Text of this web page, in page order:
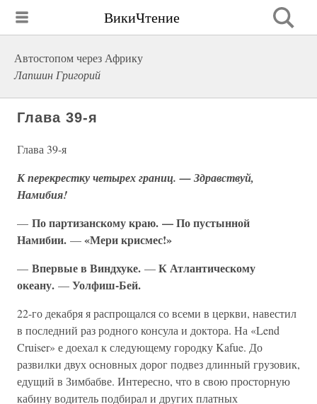
ВикиЧтение
Автостопом через Африку
Лапшин Григорий
Глава 39-я
Глава 39-я
К перекрестку четырех границ. — Здравствуй,
Намибия!
— По партизанскому краю. — По пустынной
Намибии. —«Мери крисмес!»
— Впервые в Виндхуке. —К Атлантическому
океану. —Уолфиш-Бей.
22-го декабря я распрощался со всеми в церкви, навестил
в последний раз родного консула и доктора. На «Lend
Cruiser» е доехал к следующему городку Kafue. До
развилки двух основных дорог подвез длинный грузовик,
едущий в Зимбабве. Интересно, что в свою просторную
кабину водитель подбирал и других платных